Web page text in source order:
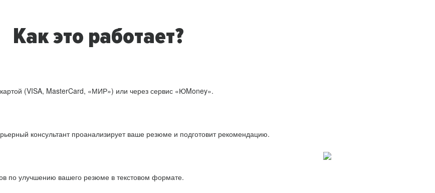
Как это работает?
(VISA, MasterCard, «МИР») или через сервис «ЮMoney».
консультант проанализирует ваше резюме и подготовит рекомендацию.
по улучшению вашего резюме в текстовом формате.